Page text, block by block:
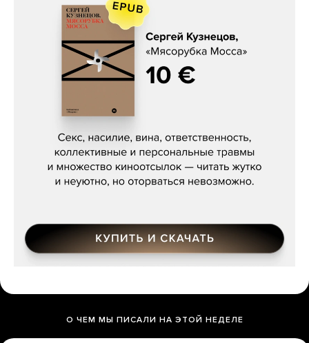
Сергей Кузнецов, «Мясорубка
О ЧЕМ МЫ ПИСАЛИ НА ЭТОЙ НЕДЕЛЕ